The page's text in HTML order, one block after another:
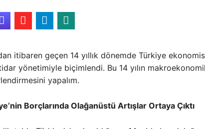
itibaren geçen 14 yıllık dönemde Türkiye
yönetimiyle biçimlendi. Bu 14 yılın
yapalım.
Borçlarında Olağanüstü Artışlar Ortaya Çıktı